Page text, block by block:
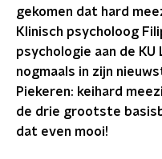
gekomen dat hard
Klinisch psycholoog
psychologie aan de
nogmaals in zijn
Piekeren: keihard
de drie grootste
dat even mooi!